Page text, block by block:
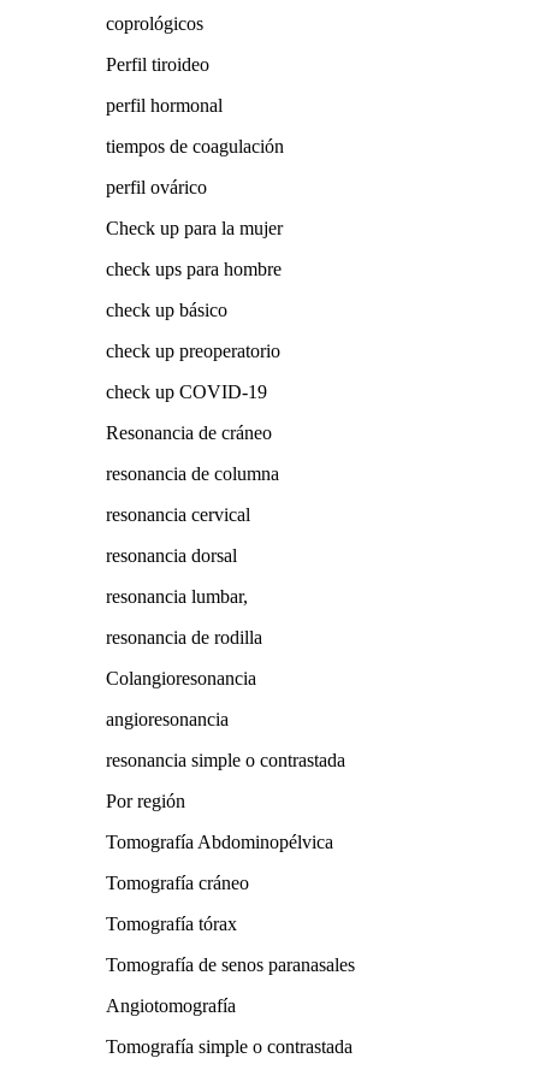
coprológicos
Perfil tiroideo
perfil hormonal
tiempos de coagulación
perfil ovárico
Check up para la mujer
check ups para hombre
check up básico
check up preoperatorio
check up COVID-19
Resonancia de cráneo
resonancia de columna
resonancia cervical
resonancia dorsal
resonancia lumbar,
resonancia de rodilla
Colangioresonancia
angioresonancia
resonancia simple o contrastada
Por región
Tomografía Abdominopélvica
Tomografía cráneo
Tomografía tórax
Tomografía de senos paranasales
Angiotomografía
Tomografía simple o contrastada